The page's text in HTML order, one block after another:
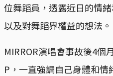
位舞蹈員，透露近日的情
以及對舞蹈界權益的想法。
MIRROR演唱會事故後4個
P，一直強調自己身體和